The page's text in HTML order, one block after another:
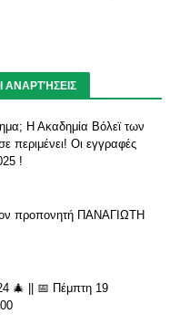
ΑΝΑΡΤΉΣΕΙΣ
Η Ακαδημία Βόλεϊ των
περιμένει! Οι εγγραφές
!
προπονητή ΠΑΝΑΓΙΩΤΗ
🎄 || 📅 Πέμπτη 19